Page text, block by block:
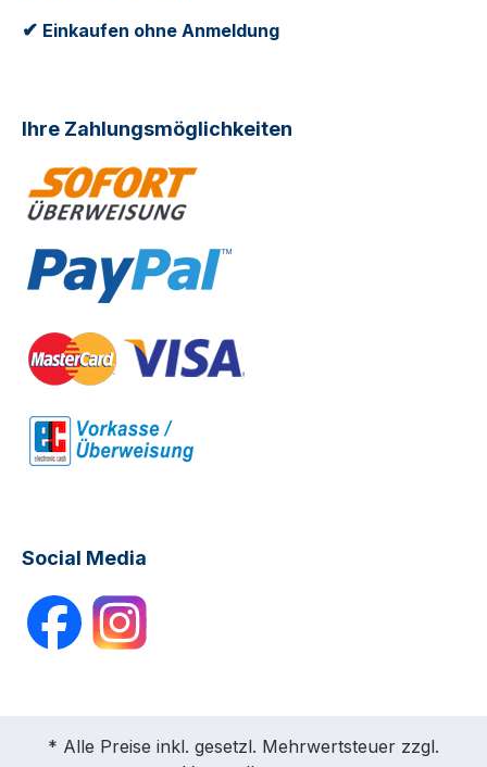
✔ Einkaufen ohne Anmeldung
Ihre Zahlungsmöglichkeiten
Social Media
* Alle Preise inkl. gesetzl. Mehrwertsteuer zzgl.